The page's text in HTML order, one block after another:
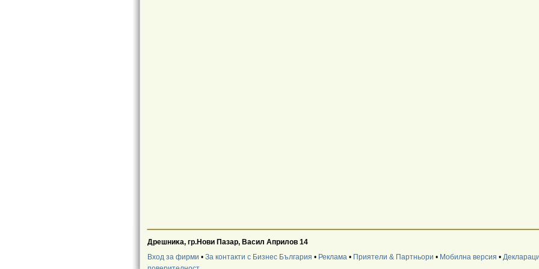
Дpeшниĸa, гр.Нови Пазар, Васил Априлов 14
Вход за фирми • За контакти с Бизнес България • Реклама• Приятели & Партньори • Мобилна версия •